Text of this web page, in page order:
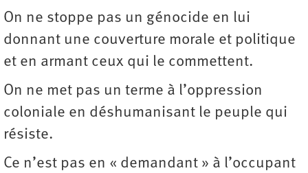
On ne stoppe pas un génocide en lui
donnant une couverture morale et politique
et en armant ceux qui le commettent.
On ne met pas un terme à l’oppression
coloniale en déshumanisant le peuple qui
résiste.
Ce n’est pas en « demandant » à l’occupant